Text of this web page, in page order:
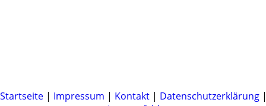
Startseite | Impressum | Kontakt | Datenschutzerklärung